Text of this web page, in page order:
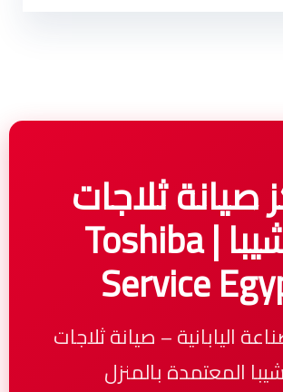
صيانة ثلاجات
توشيبا | Toshiba
Service
اليابانية – صيانة ثلاجات
المعتمدة بالمنزل